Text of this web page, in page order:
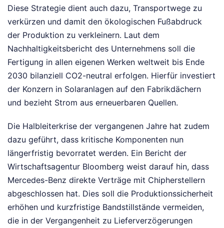
Diese Strategie dient auch dazu, Transportwege zu
verkürzen und damit den ökologischen Fußabdruck
der Produktion zu verkleinern. Laut dem
Nachhaltigkeitsbericht des Unternehmens soll die
Fertigung in allen eigenen Werken weltweit bis Ende
2030 bilanziell CO2-neutral erfolgen. Hierfür investiert
der Konzern in Solaranlagen auf den Fabrikdächern
und bezieht Strom aus erneuerbaren Quellen.
Die Halbleiterkrise der vergangenen Jahre hat zudem
dazu geführt, dass kritische Komponenten nun
längerfristig bevorratet werden. Ein Bericht der
Wirtschaftsagentur Bloomberg weist darauf hin, dass
Mercedes-Benz direkte Verträge mit Chipherstellern
abgeschlossen hat. Dies soll die Produktionssicherheit
erhöhen und kurzfristige Bandstillstände vermeiden,
die in der Vergangenheit zu Lieferverzögerungen